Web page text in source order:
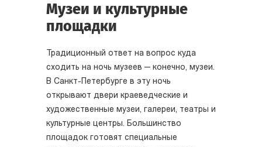
Музеи и культурные
площадки
Традиционный ответ на вопрос куда
сходить на ночь музеев — конечно, музеи.
В Санкт-Петербурге в эту ночь
открывают двери краеведческие и
художественные музеи, галереи, театры и
культурные центры. Большинство
площадок готовят специальные